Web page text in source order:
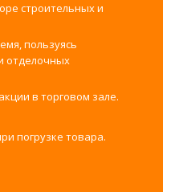
строительных и
пользуясь
отделочных
в торговом зале.
погрузке товара.